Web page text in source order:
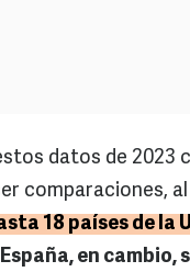
datos de 2023
comparaciones,
18 países de la
España, en cambio,